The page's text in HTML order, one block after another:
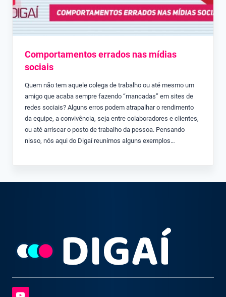
Comportamentos errados nas mídias
sociais
Quem não tem aquele colega de trabalho ou até mesmo um
amigo que acaba sempre fazendo “mancadas” em sites de
redes sociais? Alguns erros podem atrapalhar o rendimento
da equipe, a convivência, seja entre colaboradores e clientes,
ou até arriscar o posto de trabalho da pessoa. Pensando
nisso, nós aqui do Digaí reunímos alguns exemplos…